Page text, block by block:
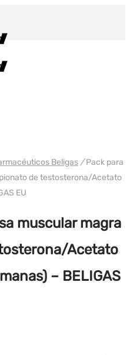
Beligas /Pack para
de testosterona/Acetato
EU
muscular magra
Acetato
– BELIGAS